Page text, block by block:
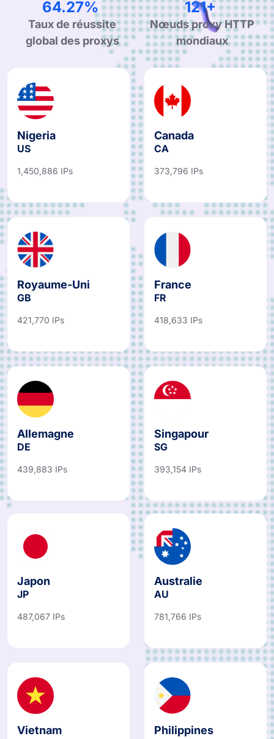
99.90%
Taux de réussite
global des proxys
190+
Nœuds proxy HTTP
mondiaux
Nigeria
US
1,450,886 IPs
Canada
CA
373,796 IPs
Royaume-Uni
GB
421,770 IPs
France
FR
418,633 IPs
Allemagne
DE
439,883 IPs
Singapour
SG
393,154 IPs
Japon
JP
487,067 IPs
Australie
AU
781,766 IPs
Vietnam Philippines